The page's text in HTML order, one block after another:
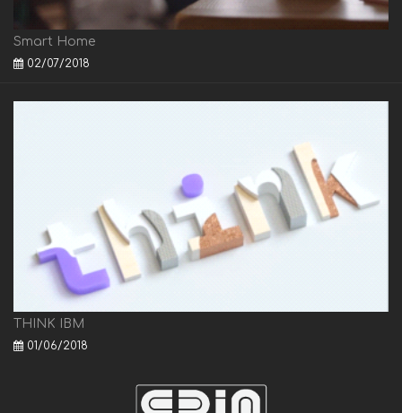
Smart Home
02/07/2018
THINK IBM
01/06/2018